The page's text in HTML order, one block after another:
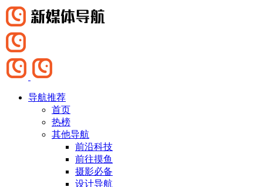
导航推荐
首页
热榜
其他导航
前沿科技
前往摸鱼
摄影必备
设计导航